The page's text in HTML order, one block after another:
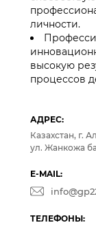
личности.
высокую
процессов
АДРЕС:
Казахстан, г.
ул. Жанкожа
E-MAIL:
ТЕЛЕФОНЫ: